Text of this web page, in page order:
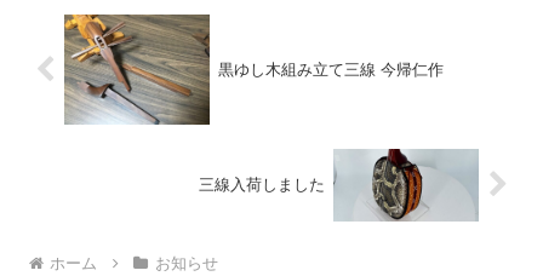
黒ゆし木組み立て三線 今帰仁作
三線入荷しました
ホーム お知らせ